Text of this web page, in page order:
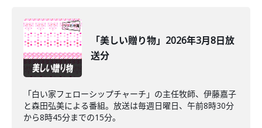
「美しい贈り物」2026年3月8日放
送分
「白い家フェローシップチャーチ」の主任牧師、伊藤嘉子
と森田弘美による番組。放送は毎週日曜日、午前8時30分
から8時45分までの15分。